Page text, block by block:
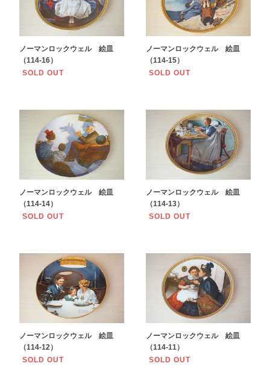
ノーマンロックウェル 絵皿
（114-16）
SOLD OUT
ノーマンロックウェル 絵皿
（114-15）
SOLD OUT
ノーマンロックウェル 絵皿
（114-14）
SOLD OUT
ノーマンロックウェル 絵皿
（114-13）
SOLD OUT
ノーマンロックウェル 絵皿
（114-12）
SOLD OUT
ノーマンロックウェル 絵皿
（114-11）
SOLD OUT